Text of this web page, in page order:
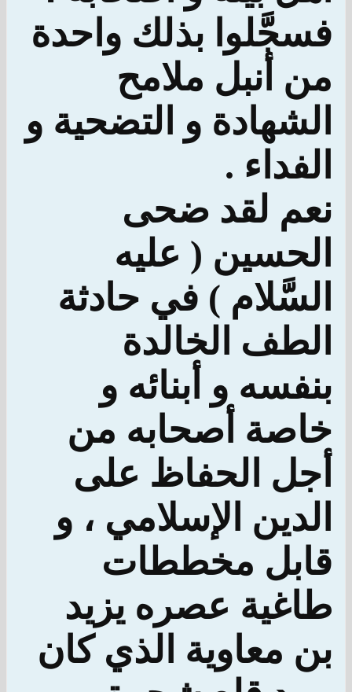
فسجَّلوا بذلك واحدة
من أنبل ملامح
الشهادة و التضحية و
الفداء .
نعم لقد ضحى
الحسين ( عليه
السَّلام ) في حادثة
الطف الخالدة
بنفسه و أبنائه و
خاصة أصحابه من
أجل الحفاظ على
الدين الإسلامي ، و
قابل مخططات
طاغية عصره يزيد
بن معاوية الذي كان